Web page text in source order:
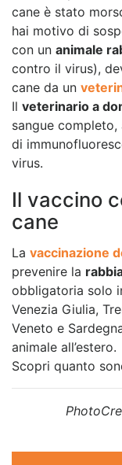
cane è stato
hai motivo di
con un animale
contro il virus),
cane da un
Il veterinario a
sangue
di
virus.
Il vaccino
cane
La vaccinazione
prevenire la
obbligatoria solo
Venezia Giulia,
Veneto e
animale all’estero.
Scopri quanto